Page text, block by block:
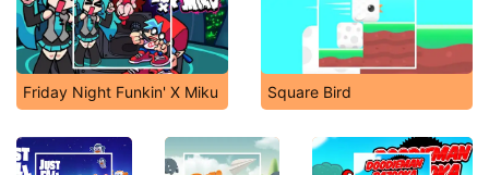
Friday Night Funkin' X Miku Square Bird